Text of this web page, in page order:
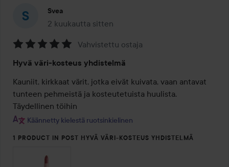
Svea
2 kuukautta sitten
Viesti luotiin 2 kuukautta sitten
5
/
5
Vahvistettu ostaja
Hyvä väri-kosteus yhdistelmä
Kauniit, kirkkaat värit, jotka eivät kuivata, vaan antavat
tunteen pehmeistä ja kosteutetuista huulista.
Täydellinen töihin
Käännetty kielestä ruotsinkielinen
1 PRODUCT IN POST HYVÄ VÄRI-KOSTEUS YHDISTELMÄ